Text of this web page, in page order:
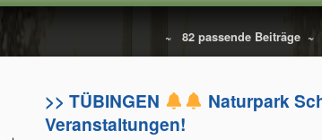
~ 82 passende Beiträge ~
>> TÜBINGEN
Naturpark
Veranstaltungen!